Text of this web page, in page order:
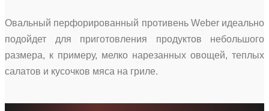
Овальный перфорированный противень Weber идеально
подойдет для приготовления продуктов небольшого
размера, к примеру, мелко нарезанных овощей, теплых
салатов и кусочков мяса на гриле.